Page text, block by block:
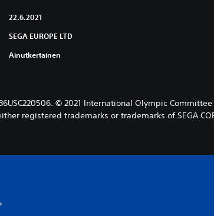
22.6.2021
SEGA EUROPE LTD
Ainutkertainen
© 2021 International Olympic
registered trademarks or trademarks of SEGA